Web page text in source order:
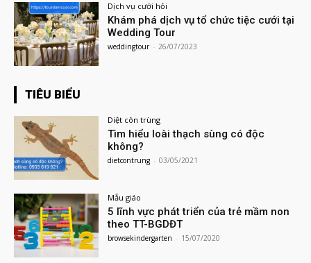
Dịch vụ cưới hỏi
Khám phá dịch vụ tổ chức tiệc cưới tại
Wedding Tour
weddingtour - 26/07/2023
TIÊU BIỂU
Diệt côn trùng
Tìm hiểu loài thạch sùng có độc
không?
dietcontrung - 03/05/2021
Mẫu giáo
5 lĩnh vực phát triển của trẻ mầm non
theo TT-BGDĐT
browsekindergarten - 15/07/2020